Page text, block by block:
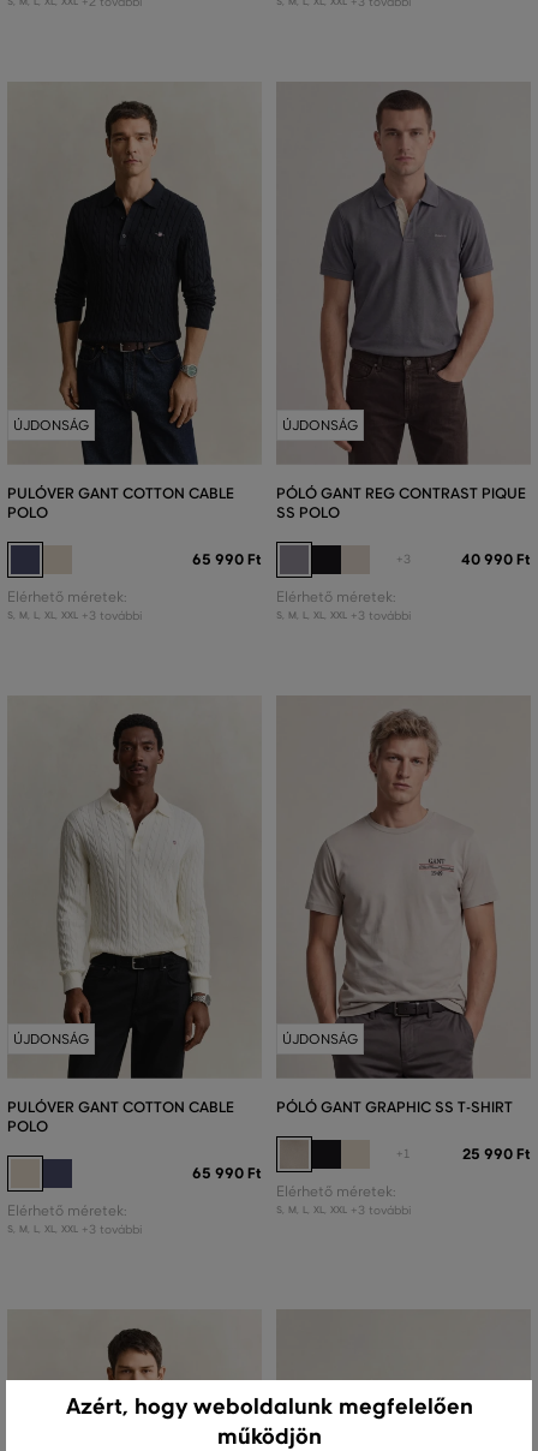
ÚJDONSÁG
PULÓVER GANT COTTON CABLE
POLO
65 990 Ft
Elérhető méretek:
S, M L, XL, XXL +3 további
ÚJDONSÁG
PÓLÓ GANT REG CONTRAST PIQUE
SS POLO
+3 40 990 Ft
Elérhető méretek:
S, M L, XL, XXL +3 további
ÚJDONSÁG
PULÓVER GANT COTTON CABLE
POLO
65 990 Ft
Elérhető méretek:
S, M L, XL, XXL +3 további
ÚJDONSÁG
PÓLÓ GANT GRAPHIC SS T-SHIRT
+1 25 990 Ft
Elérhető méretek:
S, M L, XL, XXL +3 további
Azért, hogy weboldalunk megfelelően
működjön